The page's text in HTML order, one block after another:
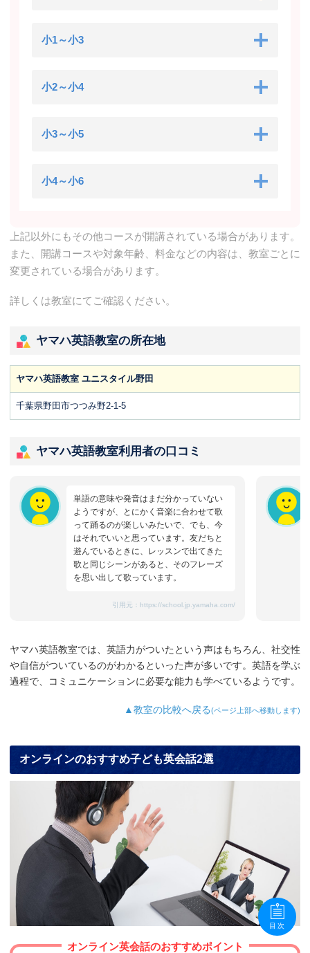
小1～小3
小2～小4
小3～小5
小4～小6
上記以外にもその他コースが開講されている場合があります。
また、開講コースや対象年齢、料金などの内容は、教室ごとに
変更されている場合があります。
詳しくは教室にてご確認ください。
ヤマハ英語教室の所在地
ヤマハ英語教室 ユニスタイル野田
千葉県野田市つつみ野2-1-5
ヤマハ英語教室利用者の口コミ
単語の意味や発音はまだ分かっていない
ようですが、とにかく音楽に合わせて歌
って踊るのが楽しいみたいで、でも、今
はそれでいいと思っています。友だちと
遊んでいるときに、レッスンで出てきた
歌と同じシーンがあると、そのフレーズ
を思い出して歌っています。
引用元： https://school.jp.yamaha.com/
ヤマハ英語教室では、英語力がついたという声はもちろん、社交性
や自信がついているのがわかるといった声が多いです。英語を学ぶ
過程で、コミュニケーションに必要な能力も学べているようです。
▲教室の比較へ戻る(ページ上部へ移動します)
オンラインのおすすめ子ども英会話2選
オンライン英会話のおすすめポイント
目次